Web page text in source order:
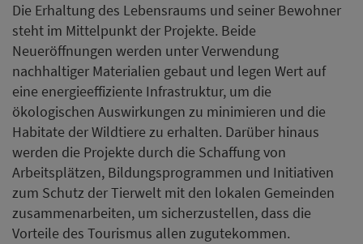
Die Erhaltung des Lebensraums und seiner Bewohner
steht im Mittelpunkt der Projekte. Beide
Neueröffnungen werden unter Verwendung
nachhaltiger Materialien gebaut und legen Wert auf
eine energieeffiziente Infrastruktur, um die
ökologischen Auswirkungen zu minimieren und die
Habitate der Wildtiere zu erhalten. Darüber hinaus
werden die Projekte durch die Schaffung von
Arbeitsplätzen, Bildungsprogrammen und Initiativen
zum Schutz der Tierwelt mit den lokalen Gemeinden
zusammenarbeiten, um sicherzustellen, dass die
Vorteile des Tourismus allen zugutekommen.